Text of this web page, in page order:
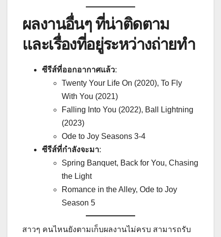
ผลงานอื่นๆ ที่น่าติดตาม
และเรื่องที่อยู่ระหว่างถ่ายทำ
ซีรีส์ที่ออกอากาศแล้ว:
Twenty Your Life On (2020), To Fly
With You (2021)
Falling Into You (2022), Ball Lightning
(2023)
Ode to Joy Seasons 3-4
ซีรีส์ที่กำลังจะมา:
Spring Banquet, Back for You, Chasing
the Light
Romance in the Alley, Ode to Joy
Season 5
สาวๆ คนไหนยังตามเก็บผลงานไม่ครบ สามารถรับ